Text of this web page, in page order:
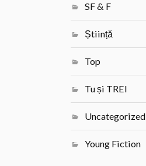
SF & F
Știință
Top
Tu și TREI
Uncategorized
Young Fiction